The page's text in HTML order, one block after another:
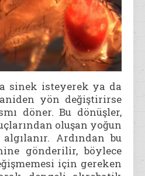
sinek isteyerek ya da
yön değiştirirse
döner. Bu dönüşler,
oluşan yoğun
Ardından bu
gönderilir, böylece
için gereken